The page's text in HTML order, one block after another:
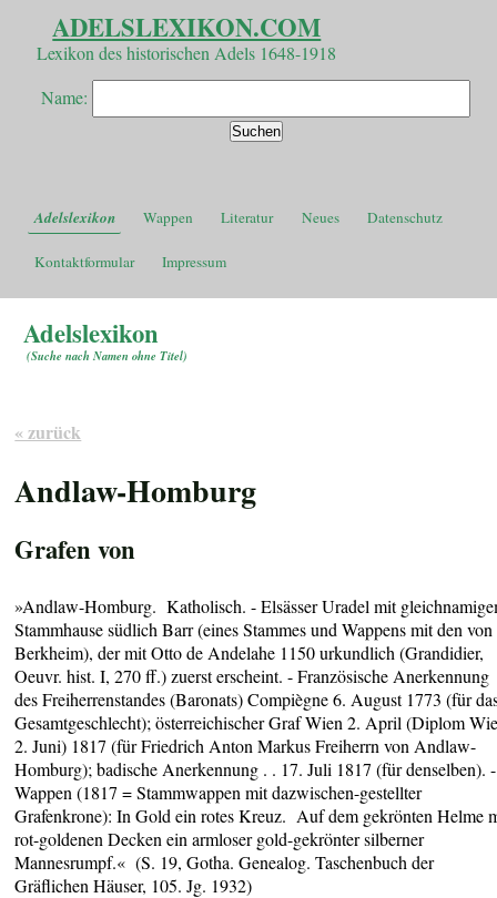
ADELSLEXIKON.COM
Lexikon des historischen Adels 1648-1918
Name:
Adelslexikon Wappen Literatur Neues Datenschutz
Kontaktformular Impressum
Adelslexikon
(Suche nach Namen ohne Titel)
« zurück
Andlaw-Homburg
Grafen von
»Andlaw-Homburg. Katholisch. - Elsässer Uradel mit
Stammhause südlich Barr (eines Stammes und Wappens mit den von
Berkheim), der mit Otto de Andelahe 1150 urkundlich (Grandidier,
Oeuvr. hist. I, 270 ff.) zuerst erscheint. - Französische Anerkennung
des Freiherrenstandes (Baronats) Compiègne 6. August 1773 (für
Gesamtgeschlecht); österreichischer Graf Wien 2. April (Diplom
2. Juni) 1817 (für Friedrich Anton Markus Freiherrn von Andlaw-
Homburg); badische Anerkennung . . 17. Juli 1817 (für denselben).
Wappen (1817 = Stammwappen mit dazwischen-gestellter
Grafenkrone): In Gold ein rotes Kreuz. Auf dem gekrönten Helme
rot-goldenen Decken ein armloser gold-gekrönter silberner
Mannesrumpf.« (S. 19, Gotha. Genealog. Taschenbuch der
Gräflichen Häuser, 105. Jg. 1932)